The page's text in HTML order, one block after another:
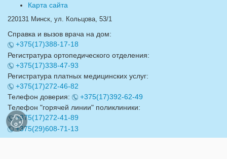
Карта сайта
220131 Минск, ул. Кольцова, 53/1
Справка и вызов врача на дом:
+375(17)388-17-18
Регистратура ортопедического отделения:
+375(17)338-47-93
Регистратура платных медицинских услуг:
+375(17)272-46-82
Телефон доверия:
+375(17)392-62-49
Телефон "горячей линии" поликлиники:
+375(17)272-41-89
+375(29)608-71-13